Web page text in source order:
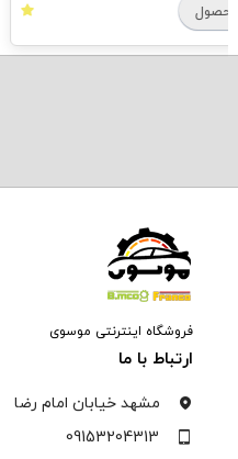
فروشگاه اینترنتی موسوی
ارتباط با ما
مشهد خیابان امام رضا
09153204313